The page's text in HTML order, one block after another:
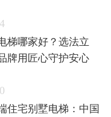
梯哪家好？选法立
牌用匠心守护安心
住宅别墅电梯：中国